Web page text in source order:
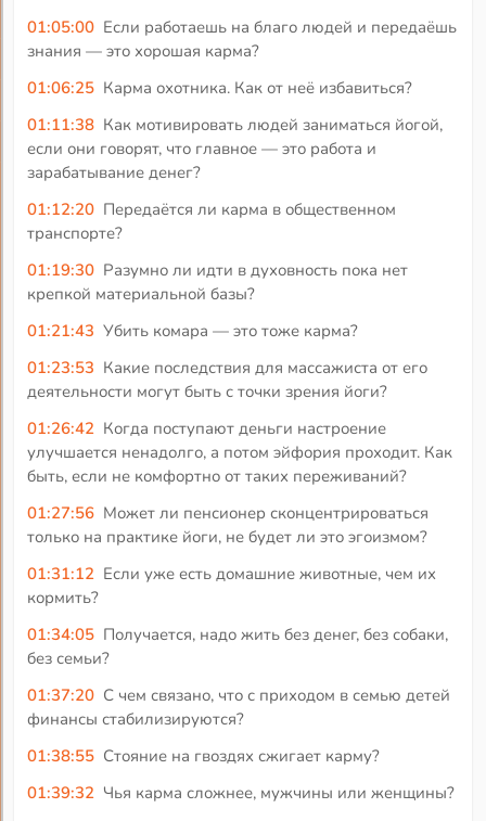
01:05:00 Если работаешь на благо людей и передаёшь
знания — это хорошая карма?
01:06:25 Карма охотника. Как от неё избавиться?
01:11:38 Как мотивировать людей заниматься йогой,
если они говорят, что главное — это работа и
зарабатывание денег?
01:12:20 Передаётся ли карма в общественном
транспорте?
01:19:30 Разумно ли идти в духовность пока нет
крепкой материальной базы?
01:21:43 Убить комара — это тоже карма?
01:23:53 Какие последствия для массажиста от его
деятельности могут быть с точки зрения йоги?
01:26:42 Когда поступают деньги настроение
улучшается ненадолго, а потом эйфория проходит. Как
быть, если не комфортно от таких переживаний?
01:27:56 Может ли пенсионер сконцентрироваться
только на практике йоги, не будет ли это эгоизмом?
01:31:12 Если уже есть домашние животные, чем их
кормить?
01:34:05 Получается, надо жить без денег, без собаки,
без семьи?
01:37:20 С чем связано, что с приходом в семью детей
финансы стабилизируются?
01:38:55 Стояние на гвоздях сжигает карму?
01:39:32 Чья карма сложнее, мужчины или женщины?